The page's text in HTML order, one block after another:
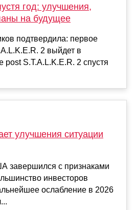
год: улучшения,
на будущее
подтвердила: первое
2 выйдет в
S.T.A.L.K.E.R. 2 спустя
улучшения ситуации
завершился с признаками
инвесторов
ослабление в 2026